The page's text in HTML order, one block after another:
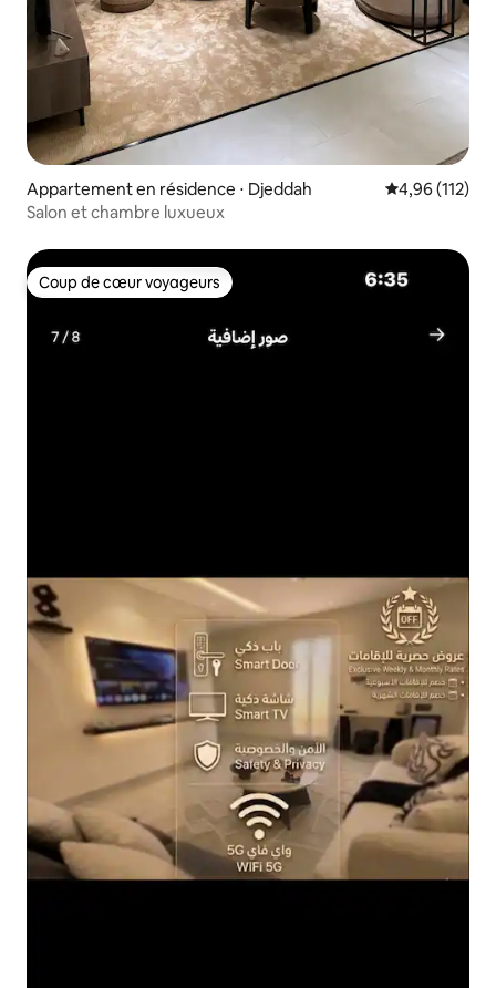
Appartement en résidence ⋅ Djeddah Évaluation
4,96 (112)
Salon et chambre luxueux
Coup de cœur voyageurs
Coup de cœur voyageurs